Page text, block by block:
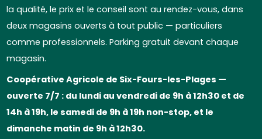
la qualité, le prix et le conseil sont au rendez-vous, dans
deux magasins ouverts à tout public — particuliers
comme professionnels. Parking gratuit devant chaque
magasin.
Coopérative Agricole de Six-Fours-les-Plages —
ouverte 7/7 : du lundi au vendredi de 9h à 12h30 et de
14h à 19h, le samedi de 9h à 19h non-stop, et le
dimanche matin de 9h à 12h30.